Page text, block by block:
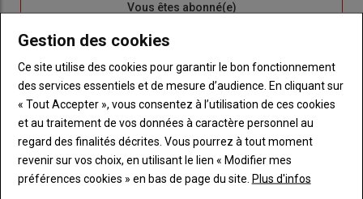
Vous êtes abonné(e)
Body
Connectez-vous à votre compte pour profiter
de votre abonnement
Lien
"Créer
un
nouveau
Créer un nouveau compte
Lien
"Réinitialiser
votre
Réinitialiser votre mot de passe
Je me connecte
Gestion des cookies
Ce site utilise des cookies pour garantir le bon fonctionnement
des services essentiels et de mesure d’audience. En cliquant sur
« Tout Accepter », vous consentez à l’utilisation de ces cookies
et au traitement de vos données à caractère personnel au
regard des finalités décrites. Vous pourrez à tout moment
revenir sur vos choix, en utilisant le lien « Modifier mes
préférences cookies » en bas de page du site. Plus d'infos